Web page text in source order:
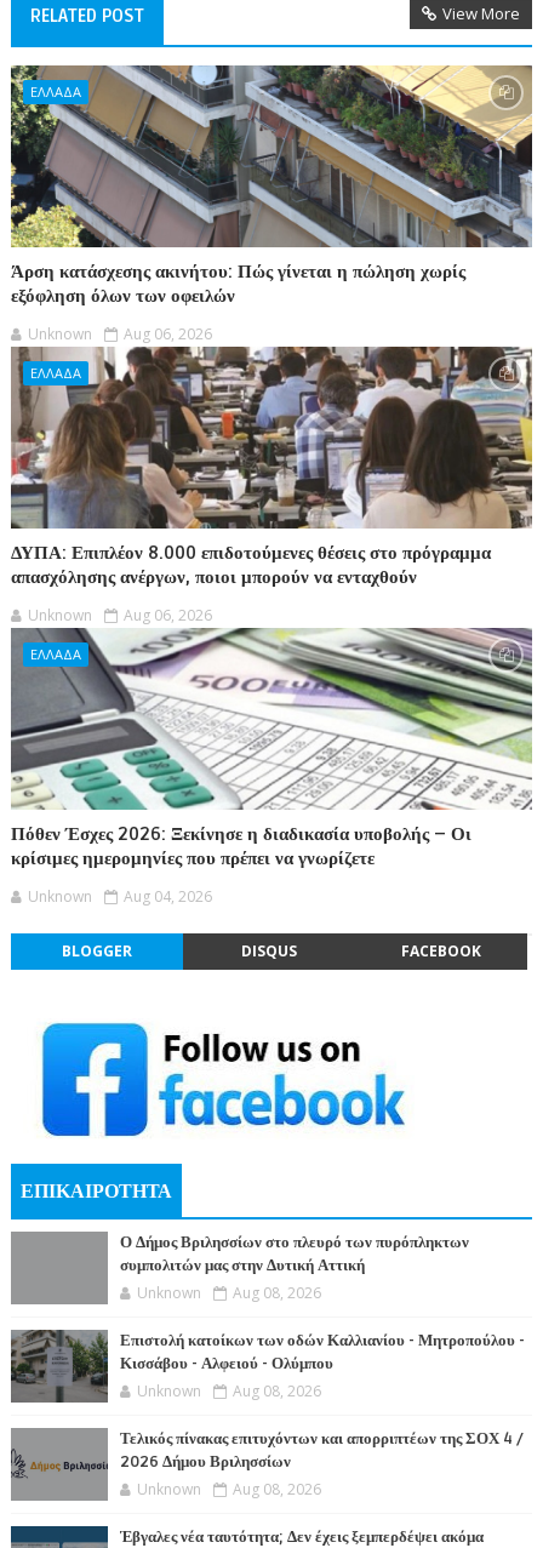
RELATED POST View More
ΕΛΛΑΔΑ
Άρση κατάσχεσης ακινήτου: Πώς γίνεται η πώληση χωρίς
εξόφληση όλων των οφειλών
Unknown Aug 06, 2026
ΕΛΛΑΔΑ
ΔΥΠΑ: Επιπλέον 8.000 επιδοτούμενες θέσεις στο πρόγραμμα
απασχόλησης ανέργων, ποιοι μπορούν να ενταχθούν
Unknown Aug 06, 2026
ΕΛΛΑΔΑ
Πόθεν Έσχες 2026: Ξεκίνησε η διαδικασία υποβολής – Οι
κρίσιμες ημερομηνίες που πρέπει να γνωρίζετε
Unknown Aug 04, 2026
BLOGGER DISQUS FACEBOOK
ΕΠΙΚΑΙΡΟΤΗΤΑ
Ο Δήμος Βριλησσίων στο πλευρό των πυρόπληκτων
συμπολιτών μας στην Δυτική Αττική
Unknown Aug 08, 2026
Επιστολή κατοίκων των οδών Καλλιανίου - Μητροπούλου -
Κισσάβου - Αλφειού - Ολύμπου
Unknown Aug 08, 2026
Τελικός πίνακας επιτυχόντων και απορριπτέων της ΣΟΧ 4 /
2026 Δήμου Βριλησσίων
Unknown Aug 08, 2026
Έβγαλες νέα ταυτότητα; Δεν έχεις ξεμπερδέψει ακόμα